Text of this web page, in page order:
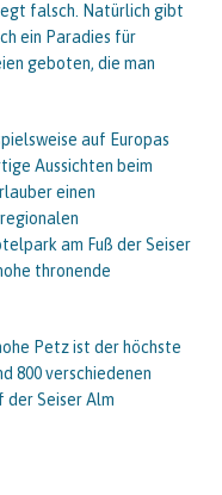
falsch. Natürlich gibt
ein Paradies für
geboten, die man
auf Europas
Aussichten beim
einen
am Fuß der Seiser
thronende
Petz ist der höchste
800 verschiedenen
der Seiser Alm